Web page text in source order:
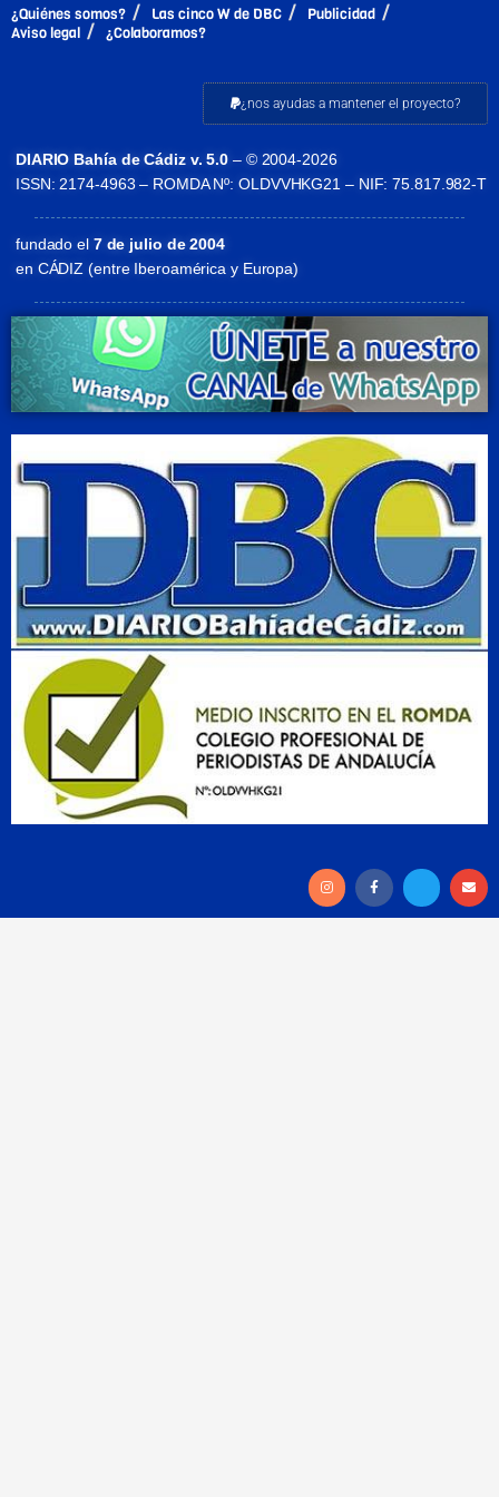
¿Quiénes somos? Las cinco W de DBC
Publicidad
Aviso legal
¿Colaboramos?
¿nos ayudas a mantener el proyecto?
DIARIO Bahía de Cádiz v. 5.0 – © 2004-2026
ISSN: 2174-4963 – ROMDA Nº: OLDVVHKG21 – NIF: 75.817.982-T
fundado el7 de julio de 2004
en CÁDIZ (entre Iberoamérica y Europa)